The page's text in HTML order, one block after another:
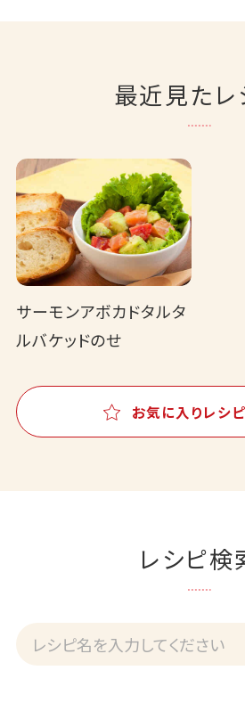
最近見たレ
サーモンアボカドタルタ
ルバケッドのせ
お気に入りレシ
レシピ検